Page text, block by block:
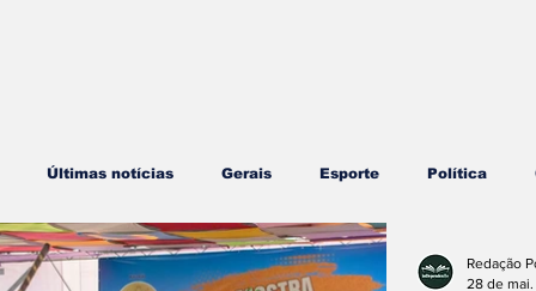
Últimas notícias Gerais Esporte Política
Redação
28 de mai.